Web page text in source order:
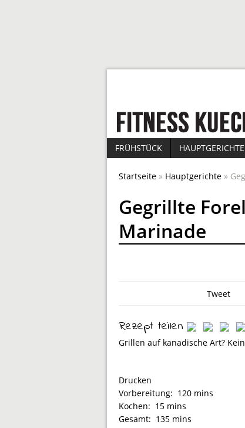
FRÜHSTÜCK HAUPTGERICHTE
Startseite » Hauptgerichte »
Gegrillte
Marinade
Tweet
Rezept teilen
Grillen auf kanadische Art?
Drucken
Vorbereitung: 120 mins
Kochen: 15 mins
Gesamt: 135 mins